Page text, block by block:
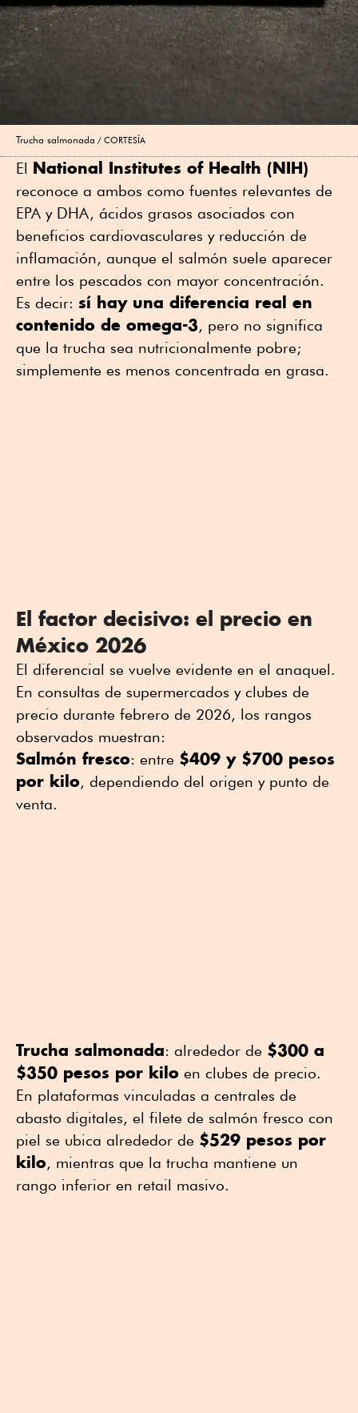
Trucha salmonada CORTESÍA
El National Institutes of Health (NIH)
reconoce a ambos como fuentes relevantes de
EPA y DHA, ácidos grasos asociados con
beneficios cardiovasculares y reducción de
inflamación, aunque el salmón suele aparecer
entre los pescados con mayor concentración.
Es decir: sí hay una diferencia real en
contenido de omega-3, pero no significa
que la trucha sea nutricionalmente pobre;
simplemente es menos concentrada en grasa.
El factor decisivo: el precio en
México 2026
El diferencial se vuelve evidente en el anaquel.
En consultas de supermercados y clubes de
precio durante febrero de 2026, los rangos
observados muestran:
Salmón fresco: entre $409 y $700 pesos
por kilo, dependiendo del origen y punto de
venta.
Trucha salmonada: alrededor de $300 a
$350 pesos por kilo en clubes de precio.
En plataformas vinculadas a centrales de
abasto digitales, el filete de salmón fresco con
piel se ubica alrededor de $529 pesos por
kilo, mientras que la trucha mantiene un
rango inferior en retail masivo.